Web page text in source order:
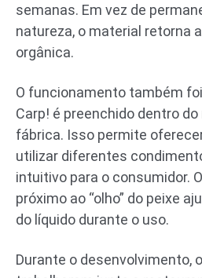
semanas. Em vez de
natureza, o material retorna
orgânica.
O funcionamento também
Carp! é preenchido dentro
fábrica. Isso permite
utilizar diferentes
intuitivo para o consumidor.
próximo ao “olho” do peixe
do líquido durante o uso.
Durante o desenvolvimento,